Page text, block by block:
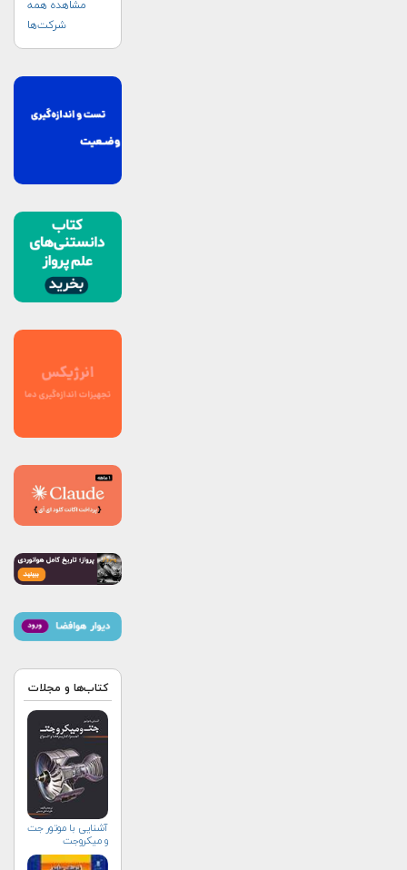
مشاهده همه
شرکت‌ها
کتاب‌ها و مجلات
آشنایی با موتور جت
و میکروجت